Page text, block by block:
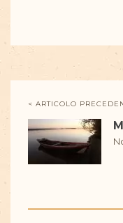
< ARTICOLO